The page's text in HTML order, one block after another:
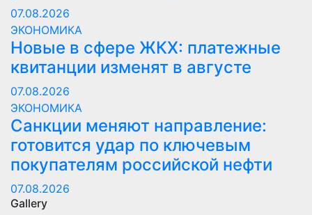
07.08.2026
ЭКОНОМИКА
Новые в сфере ЖКХ: платежные
квитанции изменят в августе
07.08.2026
ЭКОНОМИКА
Санкции меняют направление:
готовится удар по ключевым
покупателям российской нефти
07.08.2026
Gallery